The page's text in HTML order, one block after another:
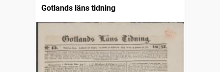
Gotlands läns tidning